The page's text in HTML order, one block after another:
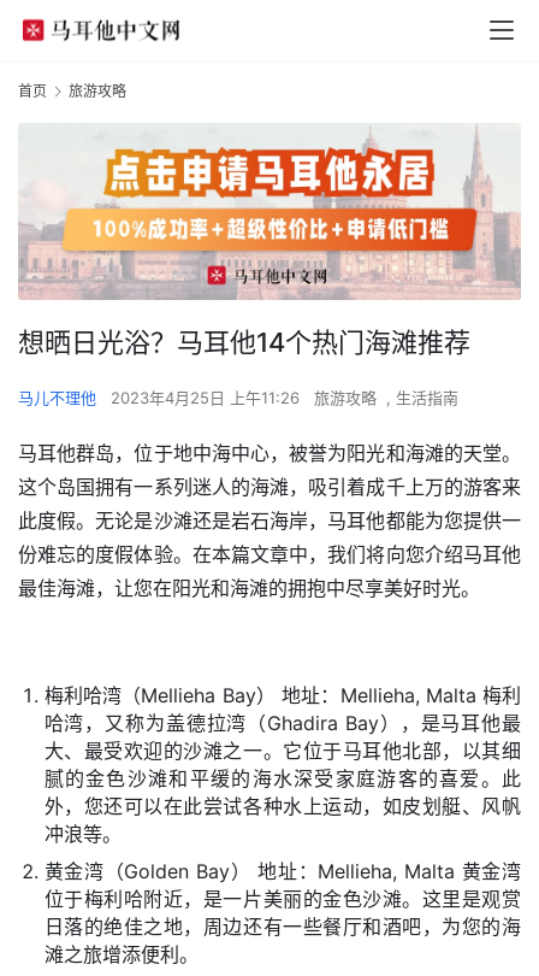
首页 旅游攻略
想晒日光浴？马耳他14个热门海滩推荐
马儿不理他 2023年4月25日 上午11:26 旅游攻略 , 生活指南
马耳他群岛，位于地中海中心，被誉为阳光和海滩的天堂。
这个岛国拥有一系列迷人的海滩，吸引着成千上万的游客来
此度假。无论是沙滩还是岩石海岸，马耳他都能为您提供一
份难忘的度假体验。在本篇文章中，我们将向您介绍马耳他
最佳海滩，让您在阳光和海滩的拥抱中尽享美好时光。
梅利哈湾（Mellieha Bay） 地址：Mellieha, Malta 梅利
哈湾，又称为盖德拉湾（Ghadira Bay），是马耳他最
大、最受欢迎的沙滩之一。它位于马耳他北部，以其细
腻的金色沙滩和平缓的海水深受家庭游客的喜爱。此
外，您还可以在此尝试各种水上运动，如皮划艇、风帆
冲浪等。
黄金湾（Golden Bay） 地址：Mellieha, Malta 黄金湾
位于梅利哈附近，是一片美丽的金色沙滩。这里是观赏
日落的绝佳之地，周边还有一些餐厅和酒吧，为您的海
滩之旅增添便利。